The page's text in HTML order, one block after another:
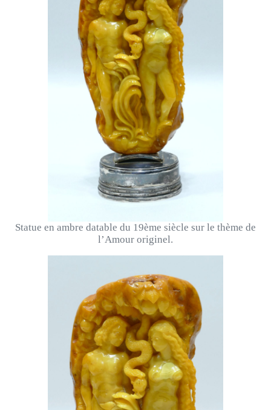
Statue en ambre datable du 19ème siècle sur le thème de
l’Amour originel.